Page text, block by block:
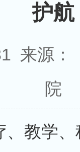
护航
来源：
院
、教学